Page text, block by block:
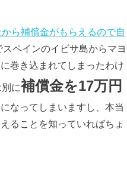
ら補償金がもらえるので自
ペインのイビサ島からマヨ
巻き込まれてしまったわけ
に補償金を17万円
なってしまいますし、本当
ることを知っていればちょ